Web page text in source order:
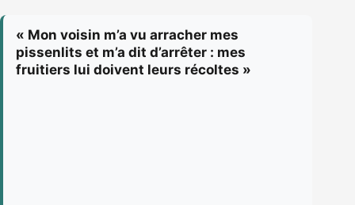
« Mon voisin m’a vu arracher mes
pissenlits et m’a dit d’arrêter : mes
fruitiers lui doivent leurs récoltes »